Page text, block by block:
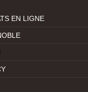
EN LIGNE